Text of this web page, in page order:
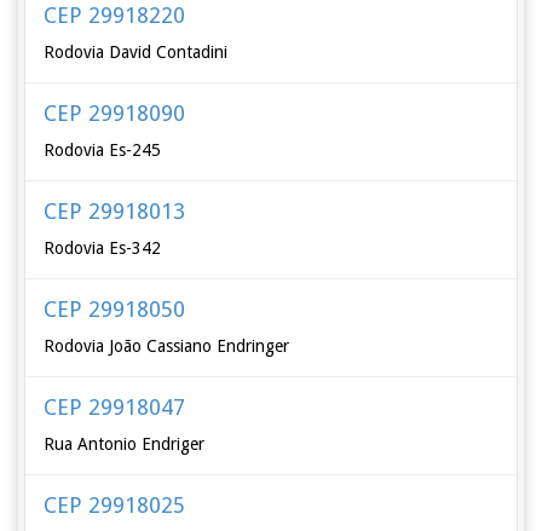
CEP 29918220
Rodovia David Contadini
CEP 29918090
Rodovia Es-245
CEP 29918013
Rodovia Es-342
CEP 29918050
Rodovia João Cassiano Endringer
CEP 29918047
Rua Antonio Endriger
CEP 29918025